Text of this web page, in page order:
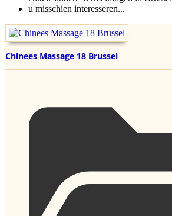
u misschien interesseren...
Chinees Massage 18 Brussel